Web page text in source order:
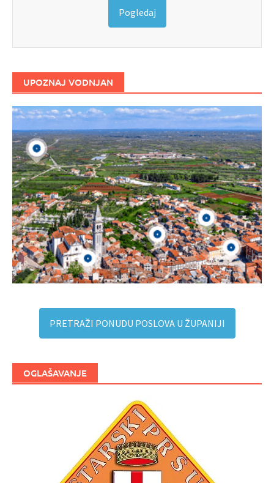
Pogledaj
UPOZNAJ VODNJAN
PRETRAŽI PONUDU POSLOVA U ŽUPANIJI
OGLAŠAVANJE